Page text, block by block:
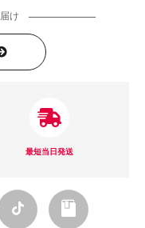
け
最短当日発送